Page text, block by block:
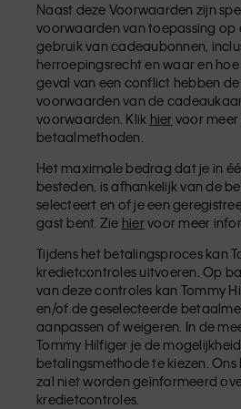
Naast deze Voorwaarden zijn
voorwaarden van toepassing op
gebruik van cadeaubonnen,
herroepingsrecht en waar en hoe
geval van een conflict hebben
voorwaarden van de
voorwaarden. Klik hier voor
betaalmethoden.
Het maximale bedrag dat je in
besteden, is afhankelijk van de
selecteert en of je een
gast bent. Zie hiervoor meer
Tijdens het betalingsproces kan
kredietcontroles uitvoeren. Op
van deze controles kan Tommy
en/of de geselecteerde
aanpassen of weigeren. In de
Tommy Hilfiger je de
betalingsmethode te kiezen.
zal niet worden geïnformeerd
kredietcontroles.